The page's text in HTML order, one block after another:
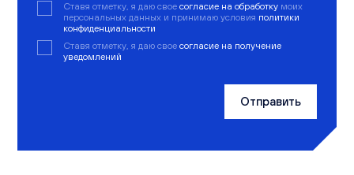
Ставя отметку, я даю свое согласие на обработку моих
персональных данных и принимаю условия политики
конфиденциальности
Ставя отметку, я даю свое согласие на получение
уведомлений
Отправить